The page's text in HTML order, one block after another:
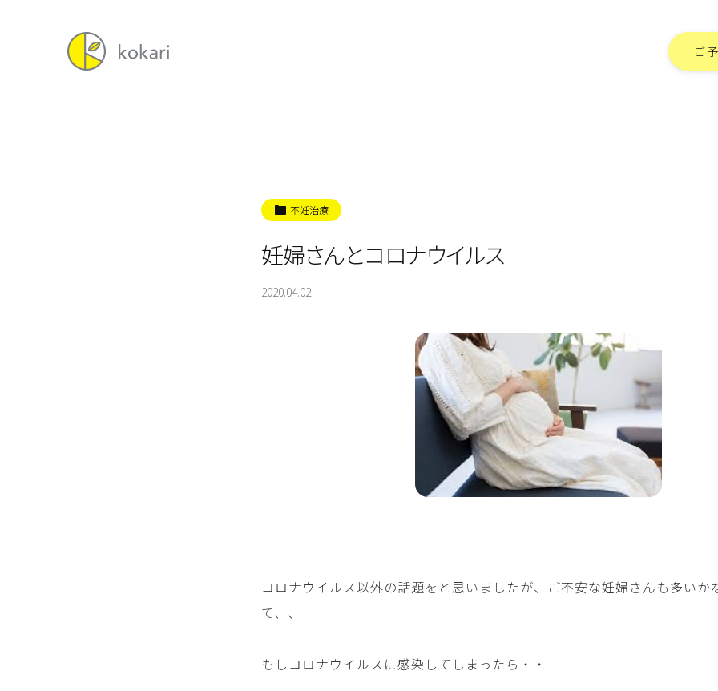
ご
不妊治療
妊婦さんとコロナウイルス
2020.04.02
コロナウイルス以外の話題をと思いましたが、ご不安な妊婦さんも多いか
て、、
もしコロナウイルスに感染してしまったら・・